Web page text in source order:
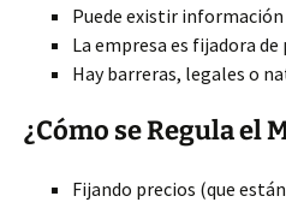
Puede existir
La empresa es fijadora de
Hay barreras, legales o
¿Cómo se Regula el
Fijando precios (que